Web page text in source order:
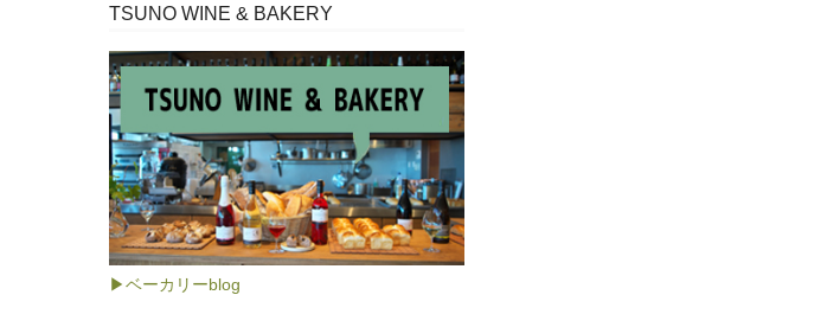
TSUNO WINE & BAKERY
▶ベーカリーblog